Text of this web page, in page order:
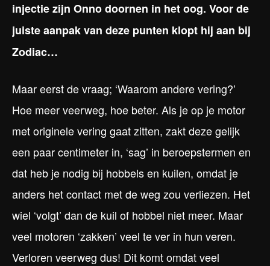
injectie zijn Onno doornen in het oog. Voor de
juiste aanpak van deze punten klopt hij aan bij
Zodiac…
Maar eerst de vraag; ‘Waarom andere vering?’
Hoe meer veerweg, hoe beter. Als je op je motor
met originele vering gaat zitten, zakt deze gelijk
een paar centimeter in, ‘sag’ in beroepstermen en
dat heb je nodig bij hobbels en kuilen, omdat je
anders het contact met de weg zou verliezen. Het
wiel ‘volgt’ dan de kuil of hobbel niet meer. Maar
veel motoren ‘zakken’ veel te ver in hun veren.
Verloren veerweg dus! Dit komt omdat veel